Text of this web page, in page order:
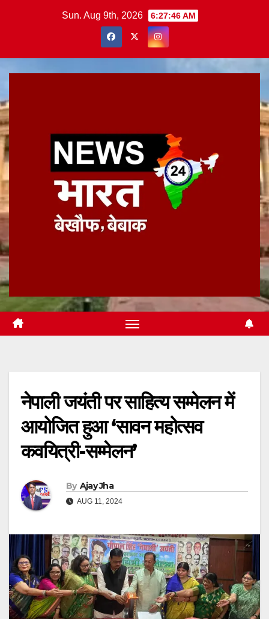
Sun. Aug 9th, 2026 6:27:47 AM
नेपाली जयंती पर साहित्य सम्मेलन में
आयोजित हुआ ‘सावन महोत्सव
कवयित्री-सम्मेलन’
By Ajay Jha
AUG 11, 2024